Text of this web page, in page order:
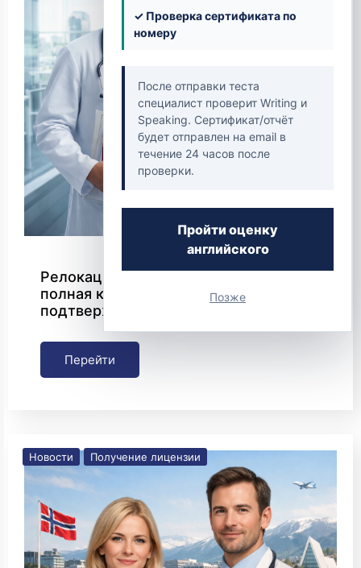
✓ Проверка сертификата по
номеру
После отправки теста
специалист проверит Writing и
Speaking. Сертификат/отчёт
будет отправлен на email в
течение 24 часов после
проверки.
Пройти оценку
английского
Позже
Релокация врачей в Германию:
полная карта лицензирования,
подтверждения диплома и переезда
Перейти
Новости Получение лицензии